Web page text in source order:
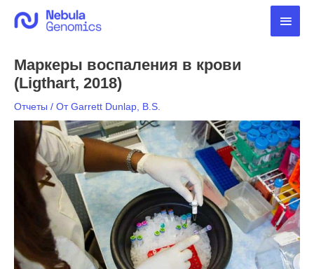
содержимому
Маркеры воспаления в крови
(Ligthart, 2018)
Отчеты / ОтGarrett Dunlap, B.S.